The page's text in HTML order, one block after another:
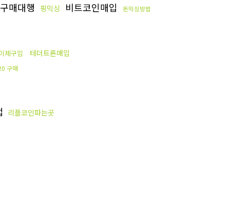
매대행 핑믹싱 비트코인매입
돈믹싱방법
체구입 테더트론매입
구매
리플코인파는곳